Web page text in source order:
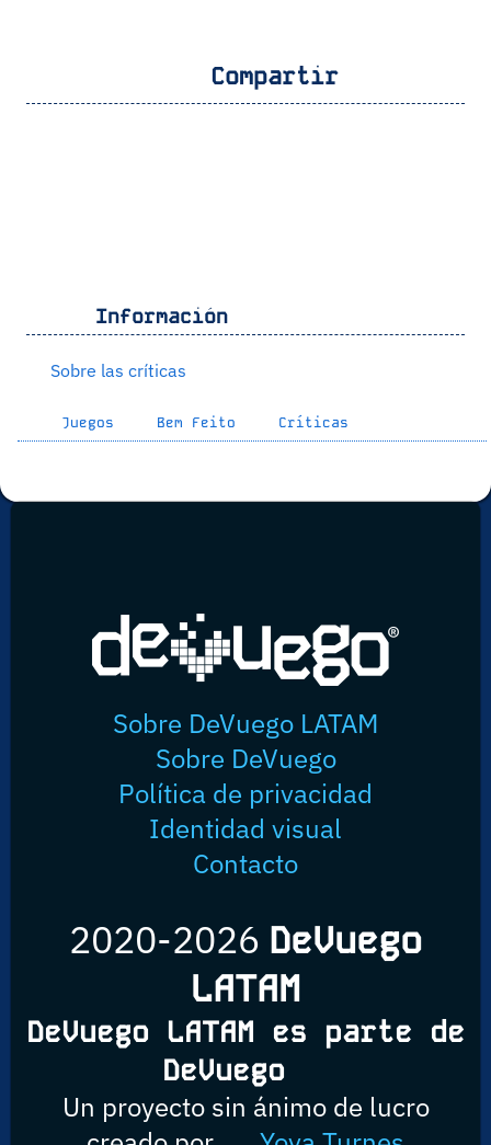
Compartir
Información
Sobre las críticas
Juegos Bem Feito Críticas
Sobre DeVuego LATAM
Sobre DeVuego
Política de privacidad
Identidad visual
Contacto
2020-2026 DeVuego
LATAM
DeVuego LATAM es parte de
DeVuego
Un proyecto sin ánimo de lucro